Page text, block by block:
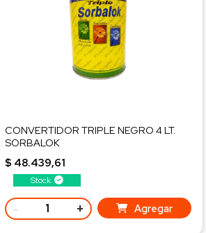
Stock
CONVERTIDOR TRIPLE NEGRO 4 LT.
SORBALOK
$ 48.439,61
- + Agregar